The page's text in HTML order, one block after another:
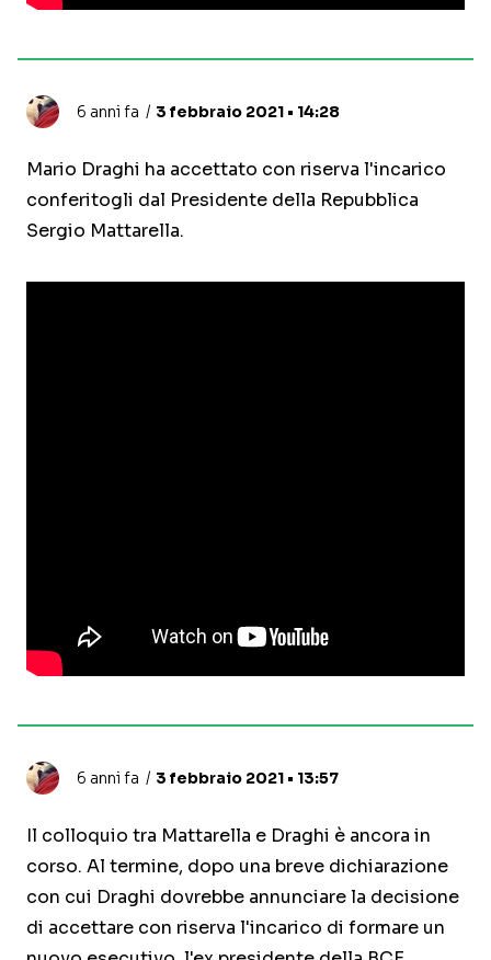
6 anni fa 3 febbraio 2021 • 14:28
Mario Draghi ha accettato con riserva l'incarico
conferitogli dal Presidente della Repubblica
Sergio Mattarella.
6 anni fa 3 febbraio 2021 • 13:57
Il colloquio tra Mattarella e Draghi è ancora in
corso. Al termine, dopo una breve dichiarazione
con cui Draghi dovrebbe annunciare la decisione
di accettare con riserva l'incarico di formare un